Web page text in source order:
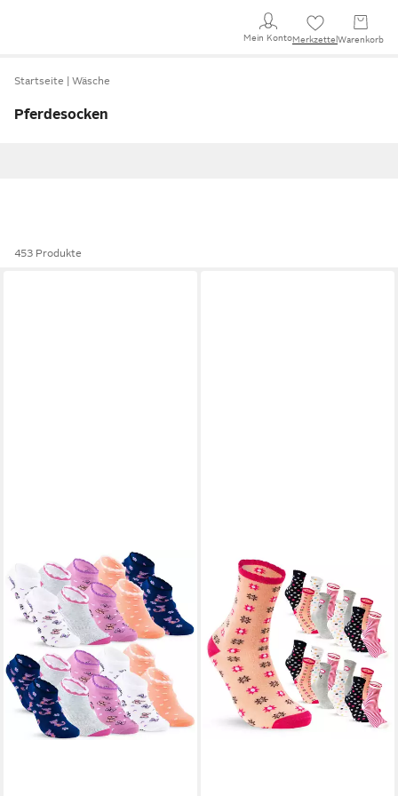
Mein KontoMerkzettel Warenkorb
Startseite Wäsche
Pferdesocken
453 Produkte